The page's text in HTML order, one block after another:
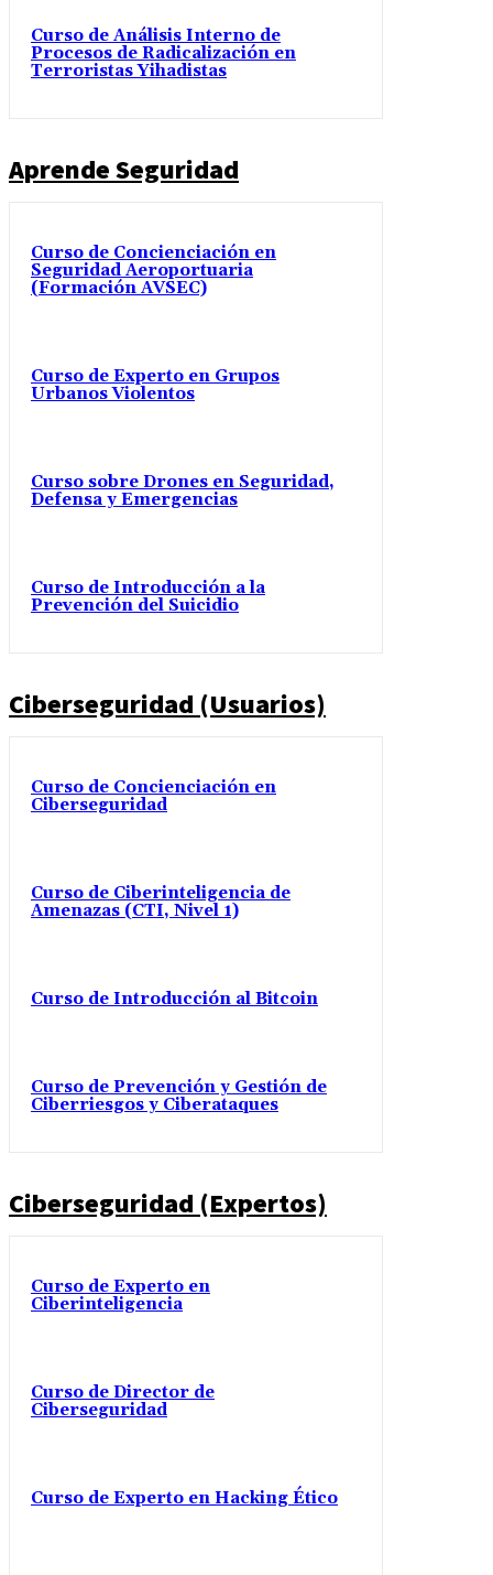
Curso de Análisis Interno de
Procesos de Radicalización en
Terroristas Yihadistas
Aprende Seguridad
Curso de Concienciación en
Seguridad Aeroportuaria
(Formación AVSEC)
Curso de Experto en Grupos
Urbanos Violentos
Curso sobre Drones en Seguridad,
Defensa y Emergencias
Curso de Introducción a la
Prevención del Suicidio
Ciberseguridad (Usuarios)
Curso de Concienciación en
Ciberseguridad
Curso de Ciberinteligencia de
Amenazas (CTI, Nivel 1)
Curso de Introducción al Bitcoin
Curso de Prevención y Gestión de
Ciberriesgos y Ciberataques
Ciberseguridad (Expertos)
Curso de Experto en
Ciberinteligencia
Curso de Director de
Ciberseguridad
Curso de Experto en Hacking Ético